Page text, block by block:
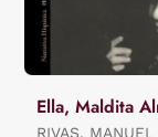
Ella, Maldita
RIVAS, MANUEL